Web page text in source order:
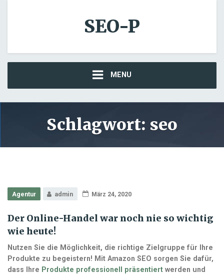
SEO-P
MENU
Schlagwort: seo
Agentur admin März 24, 2020
Der Online-Handel war noch nie so wichtig
wie heute!
Nutzen Sie die Möglichkeit, die richtige Zielgruppe für Ihre
Produkte zu begeistern! Mit Amazon SEO sorgen Sie dafür,
dass Ihre Produkte professionell präsentiert werden und